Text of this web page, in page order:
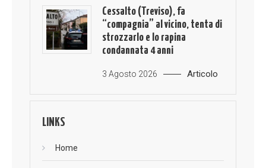
Cessalto (Treviso), fa
“compagnia” al vicino, tenta di
strozzarlo e lo rapina
condannata 4 anni
3 Agosto 2026 Articolo
LINKS
Home